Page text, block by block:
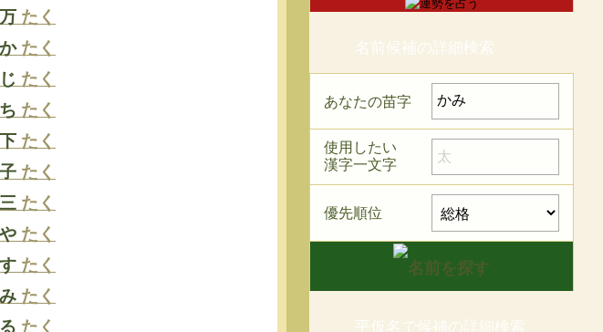
たく
たく
たく
たく
たく
たく
たく
たく
たく
たく
たく
名前候補の詳細検索
あなたの苗字
使用したい
漢字一文字
優先順位
平仮名で候補の詳細検索